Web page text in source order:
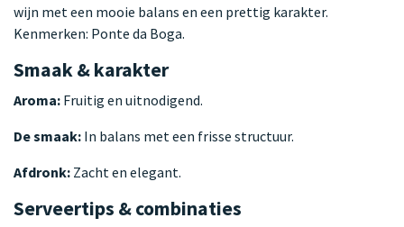
wijn met een mooie balans en een prettig karakter.
Kenmerken: Ponte da Boga.
Smaak & karakter
Aroma: Fruitig en uitnodigend.
De smaak: In balans met een frisse structuur.
Afdronk: Zacht en elegant.
Serveertips & combinaties